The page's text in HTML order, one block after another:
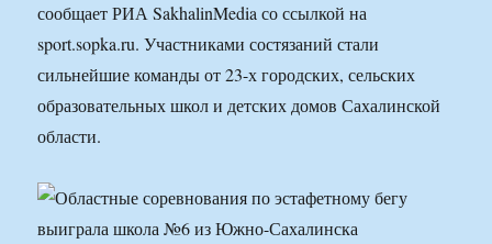
сообщает РИА SakhalinMedia со ссылкой на
sport.sopka.ru. Участниками состязаний стали
сильнейшие команды от 23-х городских, сельских
образовательных школ и детских домов Сахалинской
области.